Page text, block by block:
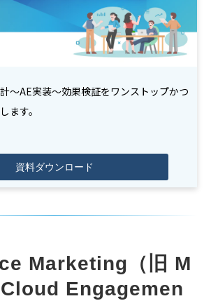
～AE実装～効果検証をワンストップかつ
ます。
資料ダウンロード
Marketing（旧 M
Engagemen